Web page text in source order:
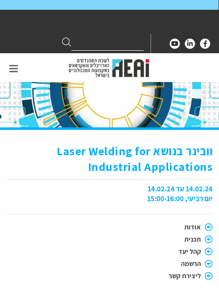
for:
Search
וובינר בנושא Laser Welding for
Industrial Applications
14.02.24 עד 14.02.24
יום רביעי, 15:00-16:00
אודות
תכנית
קהל יעד
הרשמה
ליצירת קשר